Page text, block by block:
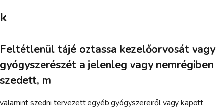
k
Feltétlenül tájé oztassa kezelőorvosát vagy
gyógyszerészét a jelenleg vagy nemrégiben
szedett, m
valamint szedni tervezett egyéb gyógyszereiről vagy kapott